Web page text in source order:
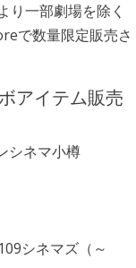
り一部劇場を除く
で数量限定販売さ
アイテム販売
シネマ小樽
シネマズ（～